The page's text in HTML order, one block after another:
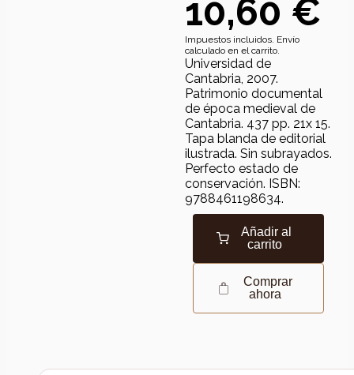
10,60 €
Impuestos incluidos. Envío
calculado en el carrito.
Universidad de
Cantabria, 2007.
Patrimonio documental
de época medieval de
Cantabria. 437 pp. 21x 15.
Tapa blanda de editorial
ilustrada. Sin subrayados.
Perfecto estado de
conservación. ISBN:
9788461198634.
Añadir al
carrito
Comprar
ahora